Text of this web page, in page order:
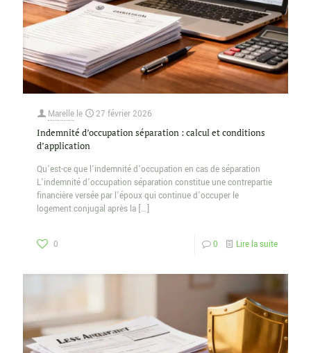
Marelle le 27 février 2026
Indemnité d’occupation séparation : calcul et conditions
d’application
Qu’est-ce que l’indemnité d’occupation en cas de séparation
L’indemnité d’occupation séparation constitue une contrepartie
financière versée par l’époux qui continue d’occuper le
logement conjugal après la […]
0 0 Lire la suite